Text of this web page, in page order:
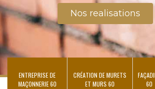
Nos realisations
ENTREPRISE DE
MAÇONNERIE 60
CRÉATION DE MURETS
ET MURS 60
60